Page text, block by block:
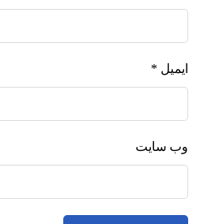
ایمیل *
وب‌ سایت